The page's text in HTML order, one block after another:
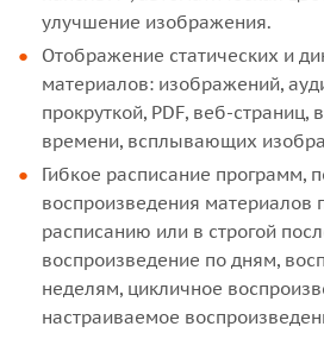
улучшение изображения.
Отображение статических и
материалов: изображений,
прокруткой, PDF, веб-страниц,
времени, всплывающих
Гибкое расписание программ,
воспроизведения материалов
расписанию или в строгой
воспроизведение по дням,
неделям, цикличное
настраиваемое